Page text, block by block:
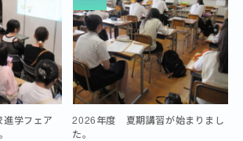
進学フェア
2026年度 夏期講習が始まりまし
た。